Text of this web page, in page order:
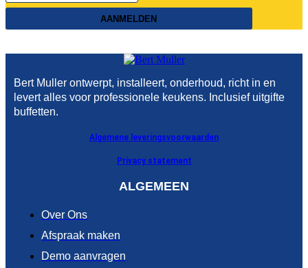
AANMELDEN
Bert Muller ontwerpt, installeert, onderhoud, richt in en
levert alles voor professionele keukens. Inclusief uitgifte
buffetten.
Algemene leveringsvoorwaarden
Privacy statement
ALGEMEEN
Over Ons
Afspraak maken
Demo aanvragen